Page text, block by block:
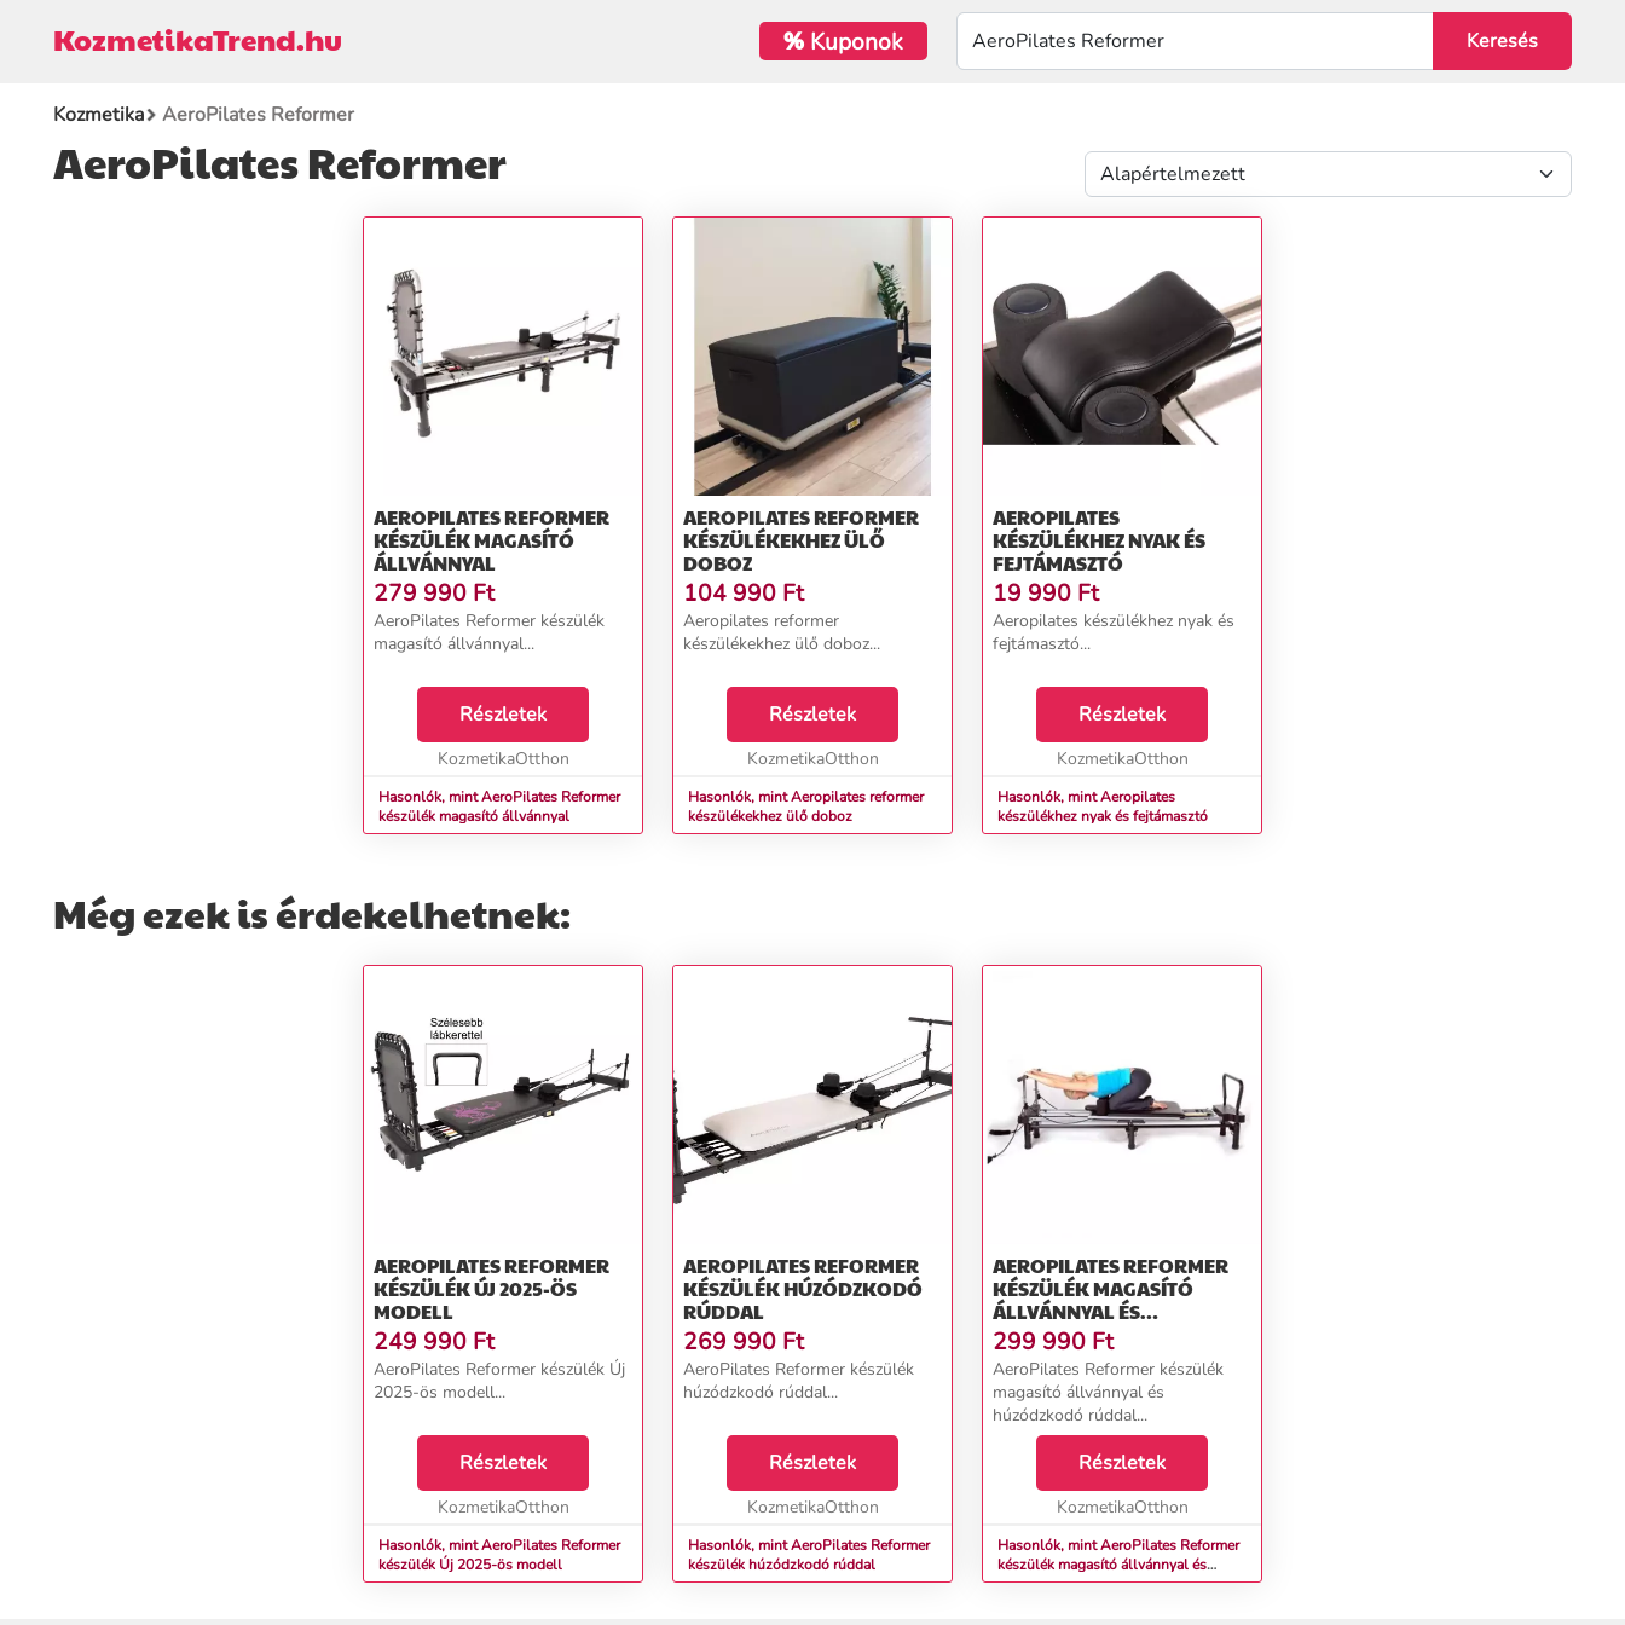
KozmetikaTrend.hu %Kuponok
Kozmetika AeroPilates Reformer
AeroPilates Reformer
AEROPILATES REFORMER
KÉSZÜLÉK MAGASÍTÓ
ÁLLVÁNNYAL
279 990 Ft
AeroPilates Reformer készülék
magasító állvánnyal...
Részletek
KozmetikaOtthon
Hasonlók, mint AeroPilates Reformer
készülék magasító állvánnyal
AEROPILATES REFORMER
KÉSZÜLÉKEKHEZ ÜLŐ
DOBOZ
104 990 Ft
Aeropilates reformer
készülékekhez ülő doboz...
Részletek
KozmetikaOtthon
Hasonlók, mint Aeropilates reformer
készülékekhez ülő doboz
AEROPILATES
KÉSZÜLÉKHEZ NYAK ÉS
FEJTÁMASZTÓ
19 990 Ft
Aeropilates készülékhez nyak és
fejtámasztó...
Részletek
KozmetikaOtthon
Hasonlók, mint Aeropilates
készülékhez nyak és fejtámasztó
Még ezek is érdekelhetnek:
AEROPILATES REFORMER
KÉSZÜLÉK ÚJ 2025-ÖS
MODELL
249 990 Ft
AeroPilates Reformer készülék Új
2025-ös modell...
Részletek
KozmetikaOtthon
Hasonlók, mint AeroPilates Reformer
készülék Új 2025-ös modell
AEROPILATES REFORMER
KÉSZÜLÉK HÚZÓDZKODÓ
RÚDDAL
269 990 Ft
AeroPilates Reformer készülék
húzódzkodó rúddal...
Részletek
KozmetikaOtthon
Hasonlók, mint AeroPilates Reformer
készülék húzódzkodó rúddal
AEROPILATES REFORMER
KÉSZÜLÉK MAGASÍTÓ
ÁLLVÁNNYAL ÉS
HÚZÓDZKODÓ RÚDDAL
299 990 Ft
AeroPilates Reformer készülék
magasító állvánnyal és
húzódzkodó rúddal...
Részletek
KozmetikaOtthon
Hasonlók, mint AeroPilates Reformer
készülék magasító állvánnyal és
húzódzkodó rúddal